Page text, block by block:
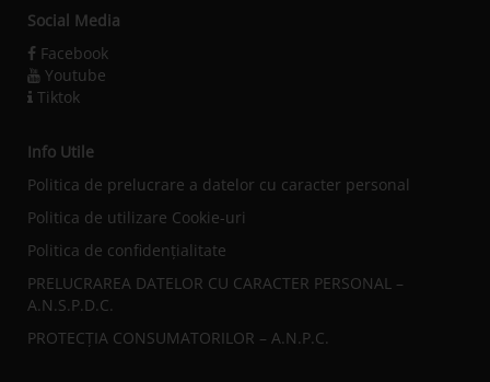
Social Media
Facebook
Youtube
Tiktok
Info Utile
Politica de prelucrare a datelor cu caracter personal
Politica de utilizare Cookie-uri
Politica de confidențialitate
PRELUCRAREA DATELOR CU CARACTER PERSONAL –
A.N.S.P.D.C.
PROTECȚIA CONSUMATORILOR – A.N.P.C.